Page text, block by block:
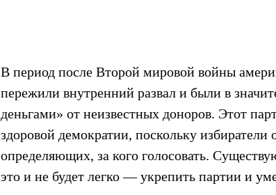
В период после Второй мировой войны
пережили внутренний развал и были в
деньгами» от неизвестных доноров. Этот
здоровой демократии, поскольку
определяющих, за кого голосовать.
это и не будет легко — укрепить партии и